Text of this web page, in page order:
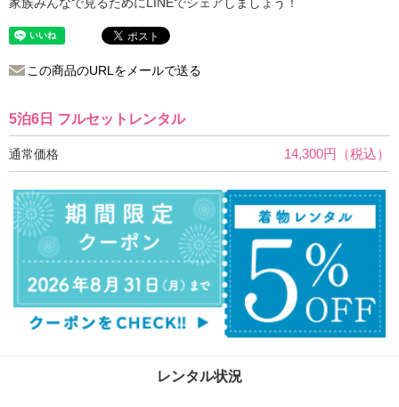
この商品のURLをメールで送る
5泊6日 フルセットレンタル
通常価格 14,300円（税込）
レンタル状況